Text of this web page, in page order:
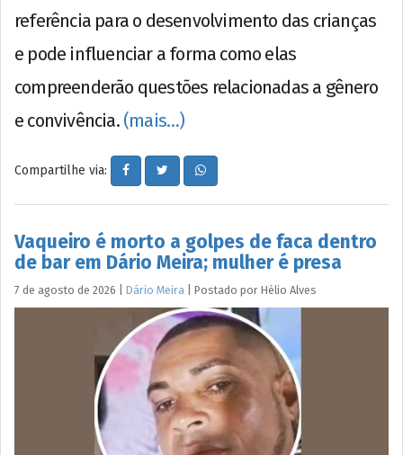
referência para o desenvolvimento das crianças
e pode influenciar a forma como elas
compreenderão questões relacionadas a gênero
e convivência. (mais…)
Compartilhe via:
Vaqueiro é morto a golpes de faca dentro
de bar em Dário Meira; mulher é presa
7 de agosto de 2026 Dário Meira Postado por Hélio Alves